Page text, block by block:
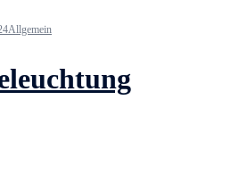
Allgemein